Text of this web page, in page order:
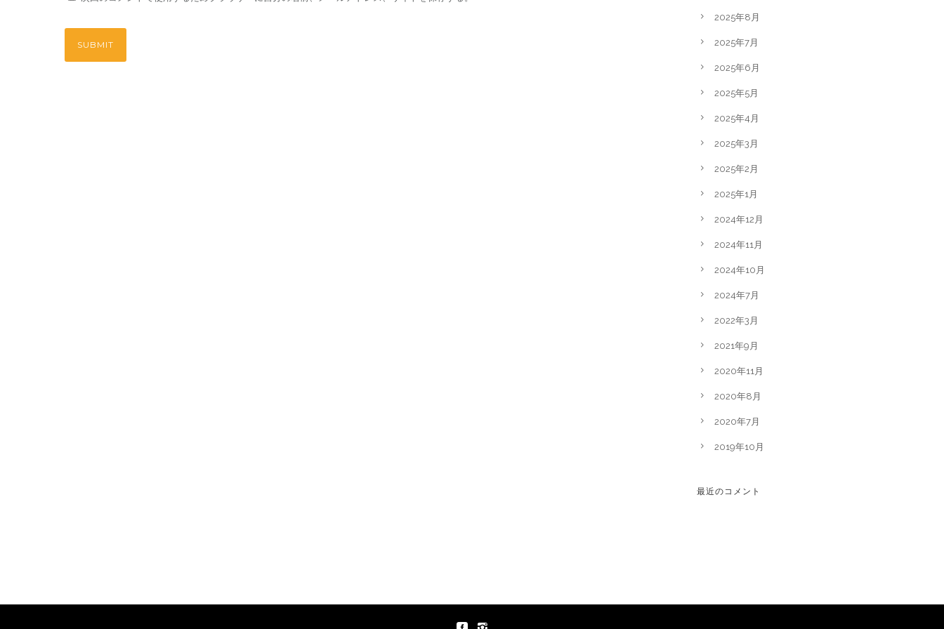
2025年8月
2025年7月
2025年6月
2025年5月
2025年4月
2025年3月
2025年2月
2025年1月
2024年12月
2024年11月
2024年10月
2024年7月
2022年3月
2021年9月
2020年11月
2020年8月
2020年7月
2019年10月
最近のコメント